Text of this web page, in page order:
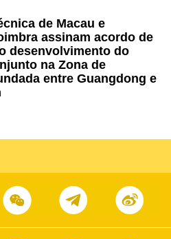
de Macau e
assinam acordo de
desenvolvimento do
na Zona de
entre Guangdong e